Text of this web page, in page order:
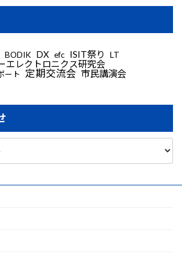
BODIK DX efc ISIT祭り LT
エレクトロニクス研究会
ート 定期交流会 市民講演会